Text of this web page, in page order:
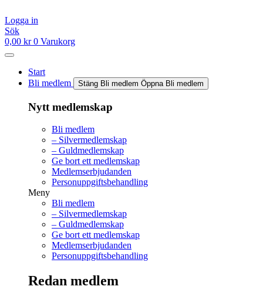
till
innehåll
Logga in
Sök
0,00 kr 0 Varukorg
Start
Bli medlem
Stäng Bli medlem Öppna Bli medlem
Nytt medlemskap
Bli medlem
– Silvermedlemskap
– Guldmedlemskap
Ge bort ett medlemskap
Medlemserbjudanden
Personuppgiftsbehandling
Meny
Bli medlem
– Silvermedlemskap
– Guldmedlemskap
Ge bort ett medlemskap
Medlemserbjudanden
Personuppgiftsbehandling
Redan medlem